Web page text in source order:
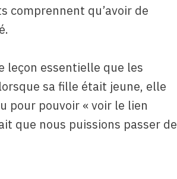
comprennent qu’avoir de
leçon essentielle que les
sa fille était jeune, elle
pour pouvoir « voir le lien
que nous puissions passer de